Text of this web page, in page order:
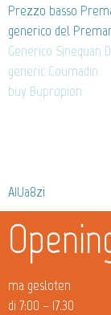
Prezzo basso
generico del
Generico Sinequan
generic Coumadin
buy Bupropion
A1Ua8zi
ma gesloten
di 7:00 – 17.30